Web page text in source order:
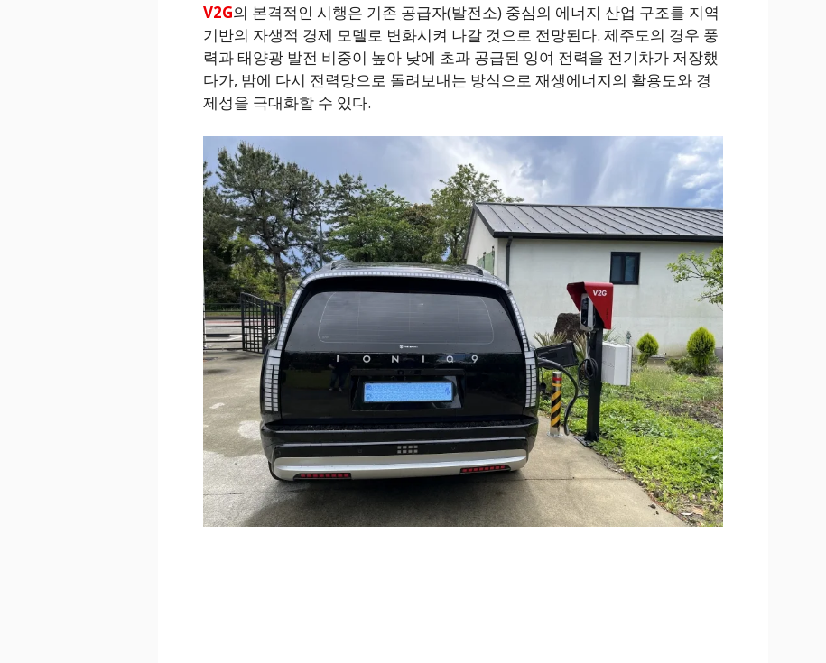
V2G의 본격적인 시행은 기존 공급자(발전소) 중심의 에너지 산업 구조를 지역
기반의 자생적 경제 모델로 변화시켜 나갈 것으로 전망된다. 제주도의 경우 풍
력과 태양광 발전 비중이 높아 낮에 초과 공급된 잉여 전력을 전기차가 저장했
다가, 밤에 다시 전력망으로 돌려보내는 방식으로 재생에너지의 활용도와 경
제성을 극대화할 수 있다.